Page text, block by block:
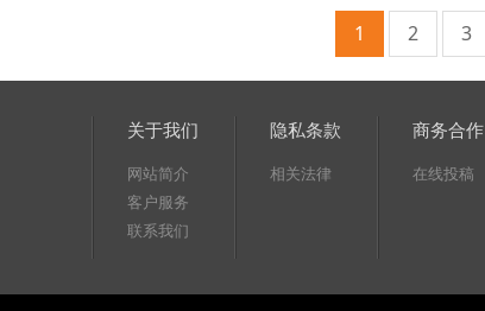
1 2 3
关于我们
网站简介
客户服务
联系我们
隐私条款
相关法律
商务合作
在线投稿